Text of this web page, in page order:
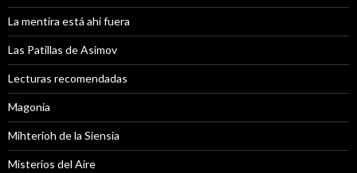
La mentira está ahi fuera
Las Patillas de Asimov
Lecturas recomendadas
Magonia
Mihterioh de la Siensia
Misterios del Aire